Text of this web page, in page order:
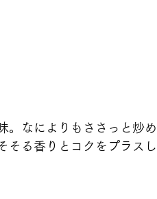
。なによりもささっと炒
そる香りとコクをプラス